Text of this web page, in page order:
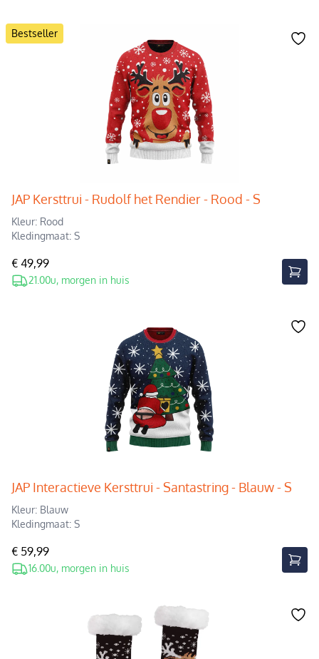
Bestseller
JAP Kersttrui - Rudolf het Rendier - Rood - S
Kleur: Rood
Kledingmaat: S
€ 49,99
21.00u, morgen in huis
JAP Interactieve Kersttrui - Santastring - Blauw - S
Kleur: Blauw
Kledingmaat: S
€ 59,99
16.00u, morgen in huis